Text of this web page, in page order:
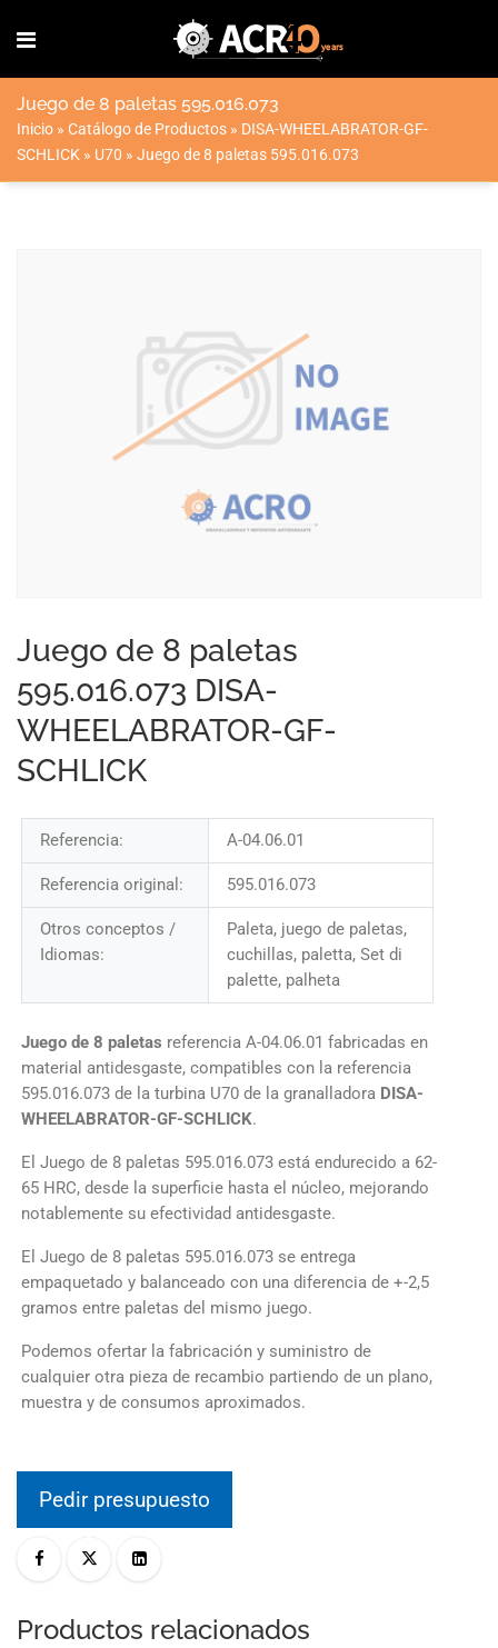
Juego de 8 paletas 595.016.073
Inicio » Catálogo de Productos » DISA-WHEELABRATOR-GF-
SCHLICK » U70 » Juego de 8 paletas 595.016.073
Juego de 8 paletas
595.016.073 DISA-
WHEELABRATOR-GF-
SCHLICK
Referencia: A-04.06.01
Referencia original: 595.016.073
Otros conceptos /
Idiomas:
Paleta, juego de paletas,
cuchillas, paletta, Set di
palette, palheta
Juego de 8 paletas referencia A-04.06.01 fabricadas en
material antidesgaste, compatibles con la referencia
595.016.073 de la turbina U70 de la granalladora DISA-
WHEELABRATOR-GF-SCHLICK.
El Juego de 8 paletas 595.016.073 está endurecido a 62-
65 HRC, desde la superficie hasta el núcleo, mejorando
notablemente su efectividad antidesgaste.
El Juego de 8 paletas 595.016.073 se entrega
empaquetado y balanceado con una diferencia de +-2,5
gramos entre paletas del mismo juego.
Podemos ofertar la fabricación y suministro de
cualquier otra pieza de recambio partiendo de un plano,
muestra y de consumos aproximados.
Pedir presupuesto
Productos relacionados